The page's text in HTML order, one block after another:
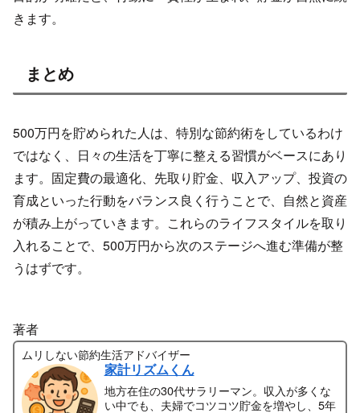
きます。
まとめ
500万円を貯められた人は、特別な節約術をしているわけ
ではなく、日々の生活を丁寧に整える習慣がベースにあり
ます。固定費の最適化、先取り貯金、収入アップ、投資の
育成といった行動をバランス良く行うことで、自然と資産
が積み上がっていきます。これらのライフスタイルを取り
入れることで、500万円から次のステージへ進む準備が整
うはずです。
著者
ムリしない節約生活アドバイザー
家計リズムくん
地方在住の30代サラリーマン。収入が多くな
い中でも、夫婦でコツコツ貯金を増やし、5年